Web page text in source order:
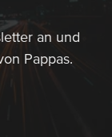
an und
Pappas.